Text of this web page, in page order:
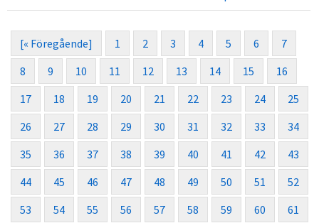
[« Föregående] 1 2 3 4 5 6
7
8
9 10 11 12 13 14 15
16
17
18 19 20 21 22 23 24
25
26
27 28 29 30 31 32 33
34
35
36 37 38 39 40 41 42
43
44
45 46 47 48 49 50 51
52
53
54 55 56 57 58 59 60
61